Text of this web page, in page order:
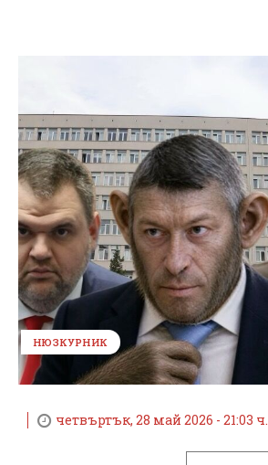
НЮЗКУРНИК
четвъртък, 28 май 2026 - 21:03 ч.